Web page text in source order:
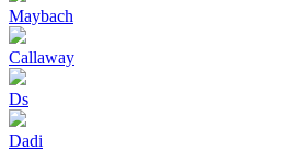
Maybach
Callaway
Ds
Dadi